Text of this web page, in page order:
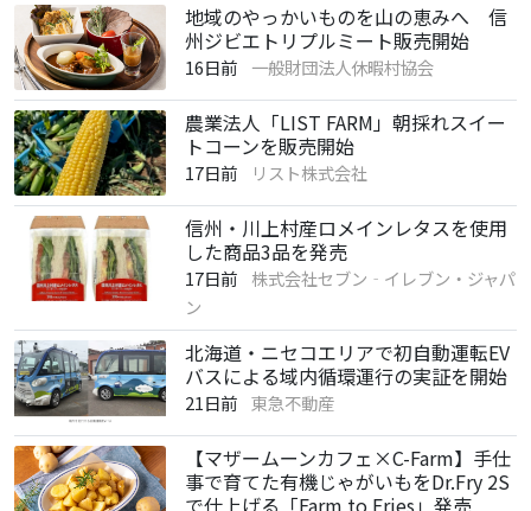
地域のやっかいものを山の恵みへ 信
州ジビエトリプルミート販売開始
16日前 一般財団法人休暇村協会
農業法人「LIST FARM」朝採れスイー
トコーンを販売開始
17日前 リスト株式会社
信州・川上村産ロメインレタスを使用
した商品3品を発売
17日前
株式会社セブン‐イレブン・ジャパ
ン
北海道・ニセコエリアで初自動運転EV
バスによる域内循環運行の実証を開始
21日前 東急不動産
【マザームーンカフェ×C-Farm】手仕
事で育てた有機じゃがいもをDr.Fry 2S
で仕上げる「Farm to Fries」発売